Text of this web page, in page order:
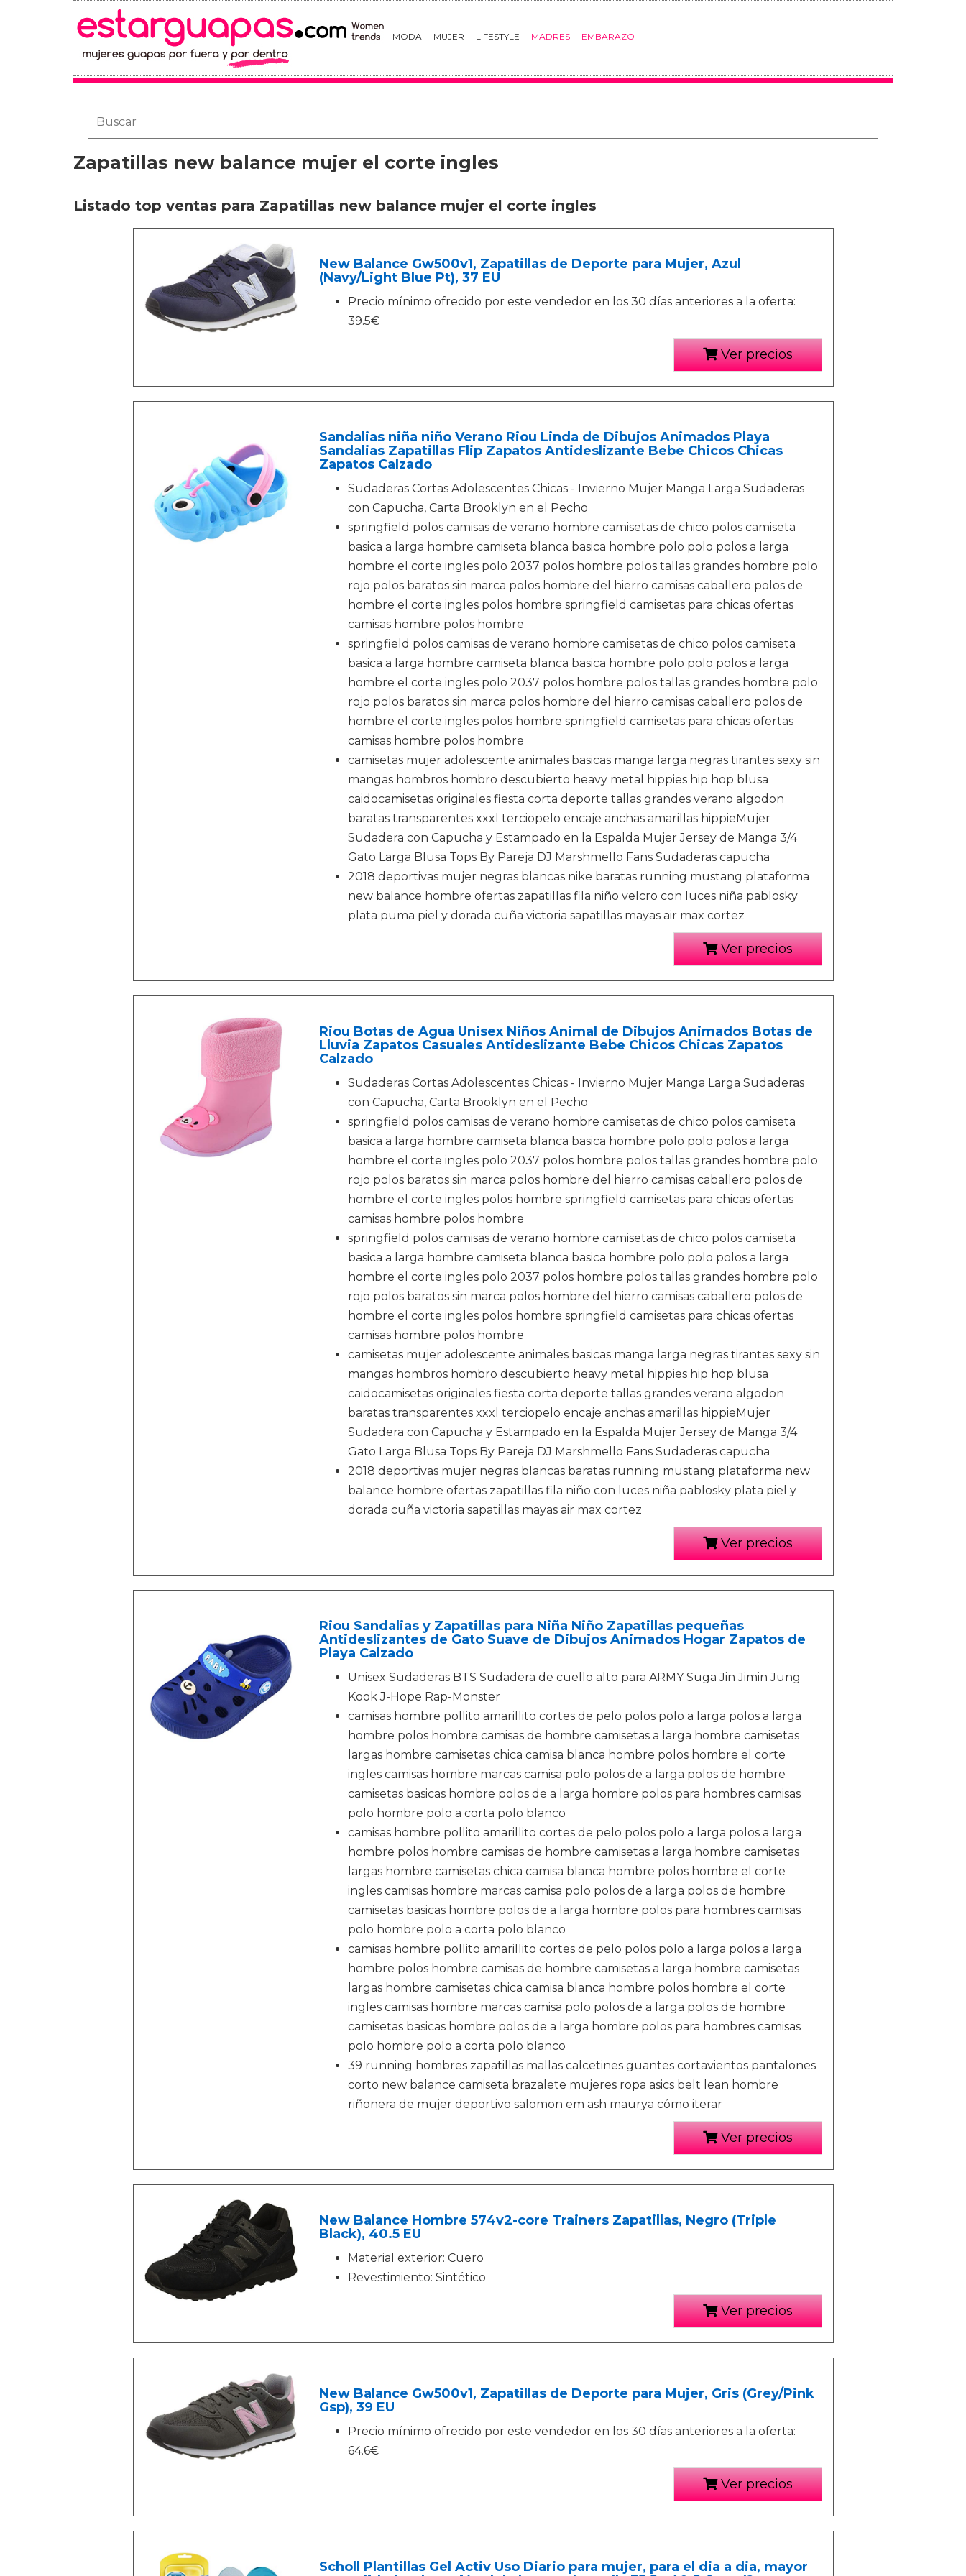
MODA MUJER LIFESTYLE MADRES EMBARAZO
Zapatillas new balance mujer el corte ingles
Listado top ventas para Zapatillas new balance mujer el corte ingles
New Balance Gw500v1, Zapatillas de Deporte para Mujer, Azul
(Navy/Light Blue Pt), 37 EU
Precio mínimo ofrecido por este vendedor en los 30 días anteriores a la oferta:
39.5€
Ver precios
Sandalias niña niño Verano Riou Linda de Dibujos Animados Playa
Sandalias Zapatillas Flip Zapatos Antideslizante Bebe Chicos Chicas
Zapatos Calzado
Sudaderas Cortas Adolescentes Chicas - Invierno Mujer Manga Larga Sudaderas
con Capucha, Carta Brooklyn en el Pecho
springfield polos camisas de verano hombre camisetas de chico polos camiseta
basica a larga hombre camiseta blanca basica hombre polo polo polos a larga
hombre el corte ingles polo 2037 polos hombre polos tallas grandes hombre polo
rojo polos baratos sin marca polos hombre del hierro camisas caballero polos de
hombre el corte ingles polos hombre springfield camisetas para chicas ofertas
camisas hombre polos hombre
springfield polos camisas de verano hombre camisetas de chico polos camiseta
basica a larga hombre camiseta blanca basica hombre polo polo polos a larga
hombre el corte ingles polo 2037 polos hombre polos tallas grandes hombre polo
rojo polos baratos sin marca polos hombre del hierro camisas caballero polos de
hombre el corte ingles polos hombre springfield camisetas para chicas ofertas
camisas hombre polos hombre
camisetas mujer adolescente animales basicas manga larga negras tirantes sexy sin
mangas hombros hombro descubierto heavy metal hippies hip hop blusa
caidocamisetas originales fiesta corta deporte tallas grandes verano algodon
baratas transparentes xxxl terciopelo encaje anchas amarillas hippieMujer
Sudadera con Capucha y Estampado en la Espalda Mujer Jersey de Manga 3/4
Gato Larga Blusa Tops By Pareja DJ Marshmello Fans Sudaderas capucha
2018 deportivas mujer negras blancas nike baratas running mustang plataforma
new balance hombre ofertas zapatillas fila niño velcro con luces niña pablosky
plata puma piel y dorada cuña victoria sapatillas mayas air max cortez
Ver precios
Riou Botas de Agua Unisex Niños Animal de Dibujos Animados Botas de
Lluvia Zapatos Casuales Antideslizante Bebe Chicos Chicas Zapatos
Calzado
Sudaderas Cortas Adolescentes Chicas - Invierno Mujer Manga Larga Sudaderas
con Capucha, Carta Brooklyn en el Pecho
springfield polos camisas de verano hombre camisetas de chico polos camiseta
basica a larga hombre camiseta blanca basica hombre polo polo polos a larga
hombre el corte ingles polo 2037 polos hombre polos tallas grandes hombre polo
rojo polos baratos sin marca polos hombre del hierro camisas caballero polos de
hombre el corte ingles polos hombre springfield camisetas para chicas ofertas
camisas hombre polos hombre
springfield polos camisas de verano hombre camisetas de chico polos camiseta
basica a larga hombre camiseta blanca basica hombre polo polo polos a larga
hombre el corte ingles polo 2037 polos hombre polos tallas grandes hombre polo
rojo polos baratos sin marca polos hombre del hierro camisas caballero polos de
hombre el corte ingles polos hombre springfield camisetas para chicas ofertas
camisas hombre polos hombre
camisetas mujer adolescente animales basicas manga larga negras tirantes sexy sin
mangas hombros hombro descubierto heavy metal hippies hip hop blusa
caidocamisetas originales fiesta corta deporte tallas grandes verano algodon
baratas transparentes xxxl terciopelo encaje anchas amarillas hippieMujer
Sudadera con Capucha y Estampado en la Espalda Mujer Jersey de Manga 3/4
Gato Larga Blusa Tops By Pareja DJ Marshmello Fans Sudaderas capucha
2018 deportivas mujer negras blancas baratas running mustang plataforma new
balance hombre ofertas zapatillas fila niño con luces niña pablosky plata piel y
dorada cuña victoria sapatillas mayas air max cortez
Ver precios
Riou Sandalias y Zapatillas para Niña Niño Zapatillas pequeñas
Antideslizantes de Gato Suave de Dibujos Animados Hogar Zapatos de
Playa Calzado
Unisex Sudaderas BTS Sudadera de cuello alto para ARMY Suga Jin Jimin Jung
Kook J-Hope Rap-Monster
camisas hombre pollito amarillito cortes de pelo polos polo a larga polos a larga
hombre polos hombre camisas de hombre camisetas a larga hombre camisetas
largas hombre camisetas chica camisa blanca hombre polos hombre el corte
ingles camisas hombre marcas camisa polo polos de a larga polos de hombre
camisetas basicas hombre polos de a larga hombre polos para hombres camisas
polo hombre polo a corta polo blanco
camisas hombre pollito amarillito cortes de pelo polos polo a larga polos a larga
hombre polos hombre camisas de hombre camisetas a larga hombre camisetas
largas hombre camisetas chica camisa blanca hombre polos hombre el corte
ingles camisas hombre marcas camisa polo polos de a larga polos de hombre
camisetas basicas hombre polos de a larga hombre polos para hombres camisas
polo hombre polo a corta polo blanco
camisas hombre pollito amarillito cortes de pelo polos polo a larga polos a larga
hombre polos hombre camisas de hombre camisetas a larga hombre camisetas
largas hombre camisetas chica camisa blanca hombre polos hombre el corte
ingles camisas hombre marcas camisa polo polos de a larga polos de hombre
camisetas basicas hombre polos de a larga hombre polos para hombres camisas
polo hombre polo a corta polo blanco
39 running hombres zapatillas mallas calcetines guantes cortavientos pantalones
corto new balance camiseta brazalete mujeres ropa asics belt lean hombre
riñonera de mujer deportivo salomon em ash maurya cómo iterar
Ver precios
New Balance Hombre 574v2-core Trainers Zapatillas, Negro (Triple
Black), 40.5 EU
Material exterior: Cuero
Revestimiento: Sintético
Ver precios
New Balance Gw500v1, Zapatillas de Deporte para Mujer, Gris (Grey/Pink
Gsp), 39 EU
Precio mínimo ofrecido por este vendedor en los 30 días anteriores a la oferta:
64.6€
Ver precios
Scholl Plantillas Gel Activ Uso Diario para mujer, para el dia a dia, mayor